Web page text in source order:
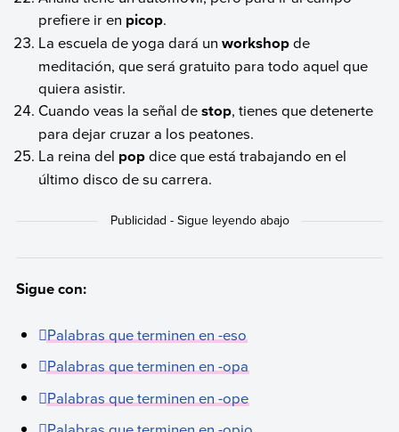
prefiere ir en picop.
La escuela de yoga dará unworkshopde
meditación, que será gratuito para todo aquel que
quiera asistir.
Cuando veas la señal destop, tienes que detenerte
para dejar cruzar a los peatones.
La reina del popdice que está trabajando en el
último disco de su carrera.
Sigue con:
Palabras que terminen en -eso
Palabras que terminen en -opa
Palabras que terminen en -ope